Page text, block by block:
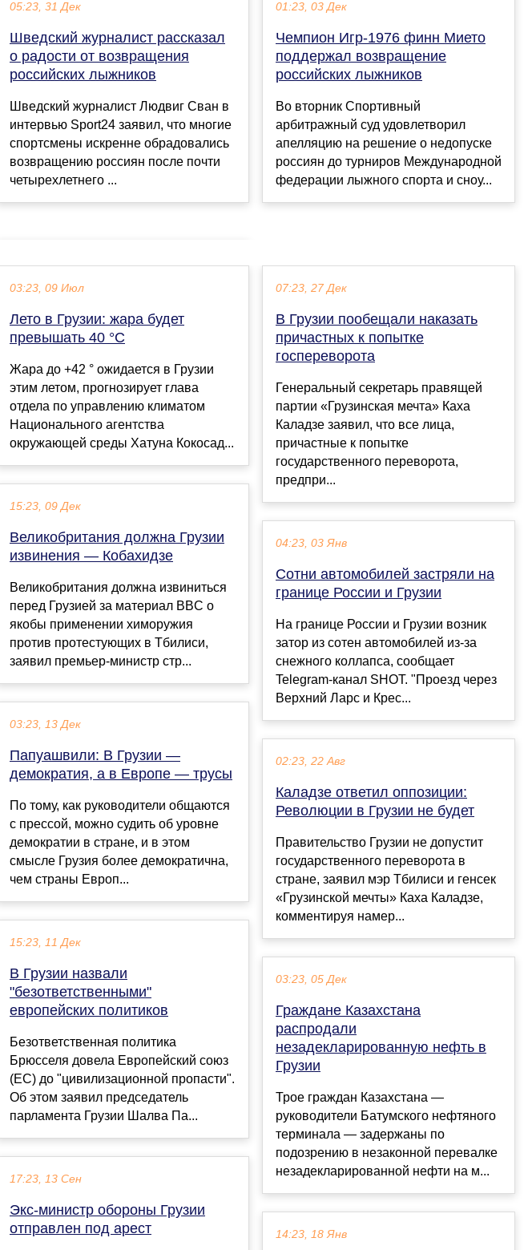
05:23, 31 Дек
Шведский журналист рассказал
о радости от возвращения
российских лыжников
Шведский журналист Людвиг Сван в
интервью Sport24 заявил, что многие
спортсмены искренне обрадовались
возвращению россиян после почти
четырехлетнего ...
01:23, 03 Дек
Чемпион Игр-1976 финн Мието
поддержал возвращение
российских лыжников
Во вторник Спортивный
арбитражный суд удовлетворил
апелляцию на решение о недопуске
россиян до турниров Международной
федерации лыжного спорта и сноу...
03:23, 09 Июл
Лето в Грузии: жара будет
превышать 40 °C
Жара до +42 ° ожидается в Грузии
этим летом, прогнозирует глава
отдела по управлению климатом
Национального агентства
окружающей среды Хатуна Кокосад...
15:23, 09 Дек
Великобритания должна Грузии
извинения — Кобахидзе
Великобритания должна извиниться
перед Грузией за материал BBC о
якобы применении химоружия
против протестующих в Тбилиси,
заявил премьер-министр стр...
03:23, 13 Дек
Папуашвили: В Грузии —
демократия, а в Европе — трусы
По тому, как руководители общаются
с прессой, можно судить об уровне
демократии в стране, и в этом
смысле Грузия более демократична,
чем страны Европ...
15:23, 11 Дек
В Грузии назвали
"безответственными"
европейских политиков
Безответственная политика
Брюсселя довела Европейский союз
(ЕС) до "цивилизационной пропасти".
Об этом заявил председатель
парламента Грузии Шалва Па...
17:23, 13 Сен
Экс-министр обороны Грузии
отправлен под арест
07:23, 27 Дек
В Грузии пообещали наказать
причастных к попытке
госпереворота
Генеральный секретарь правящей
партии «Грузинская мечта» Каха
Каладзе заявил, что все лица,
причастные к попытке
государственного переворота,
предпри...
04:23, 03 Янв
Сотни автомобилей застряли на
границе России и Грузии
На границе России и Грузии возник
затор из сотен автомобилей из-за
снежного коллапса, сообщает
Telegram-канал SHOT. "Проезд через
Верхний Ларс и Крес...
02:23, 22 Авг
Каладзе ответил оппозиции:
Революции в Грузии не будет
Правительство Грузии не допустит
государственного переворота в
стране, заявил мэр Тбилиси и генсек
«Грузинской мечты» Каха Каладзе,
комментируя намер...
03:23, 05 Дек
Граждане Казахстана
распродали
незадекларированную нефть в
Грузии
Трое граждан Казахстана —
руководители Батумского нефтяного
терминала — задержаны по
подозрению в незаконной перевалке
незадекларированной нефти на м...
14:23, 18 Янв